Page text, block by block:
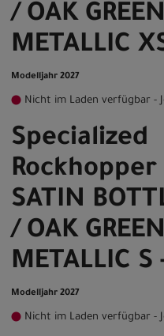
/ OAK GREEN
METALLIC
Modelljahr 2027
Nicht im Laden verfügbar -
Specialized
SATIN
/ OAK GREEN
METALLIC S
Modelljahr 2027
Nicht im Laden verfügbar -